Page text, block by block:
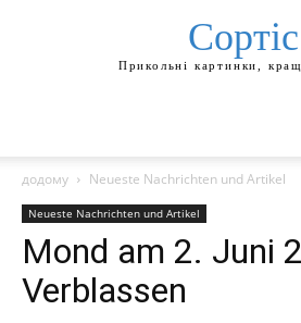
Сортіс
Прикольні картинки,
додому Neueste Nachrichten und Artikel
Neueste Nachrichten und Artikel
Mond am 2. Juni
Verblassen